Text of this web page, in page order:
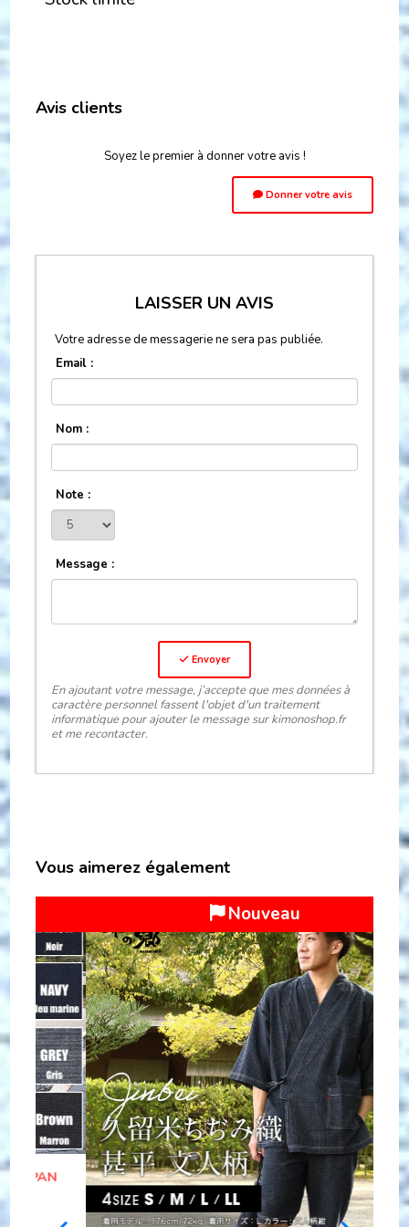
Avis clients
Soyez le premier à donner votre avis !
Donner votre avis
LAISSER UN AVIS
Votre adresse de messagerie ne sera pas publiée.
Email :
Nom :
Note :
Message :
Envoyer
En ajoutant votre message, j’accepte que mes données à
caractère personnel fassent l'objet d'un traitement
informatique pour ajouter le message sur kimonoshop.fr
et me recontacter.
Vous aimerez également
Nouveau